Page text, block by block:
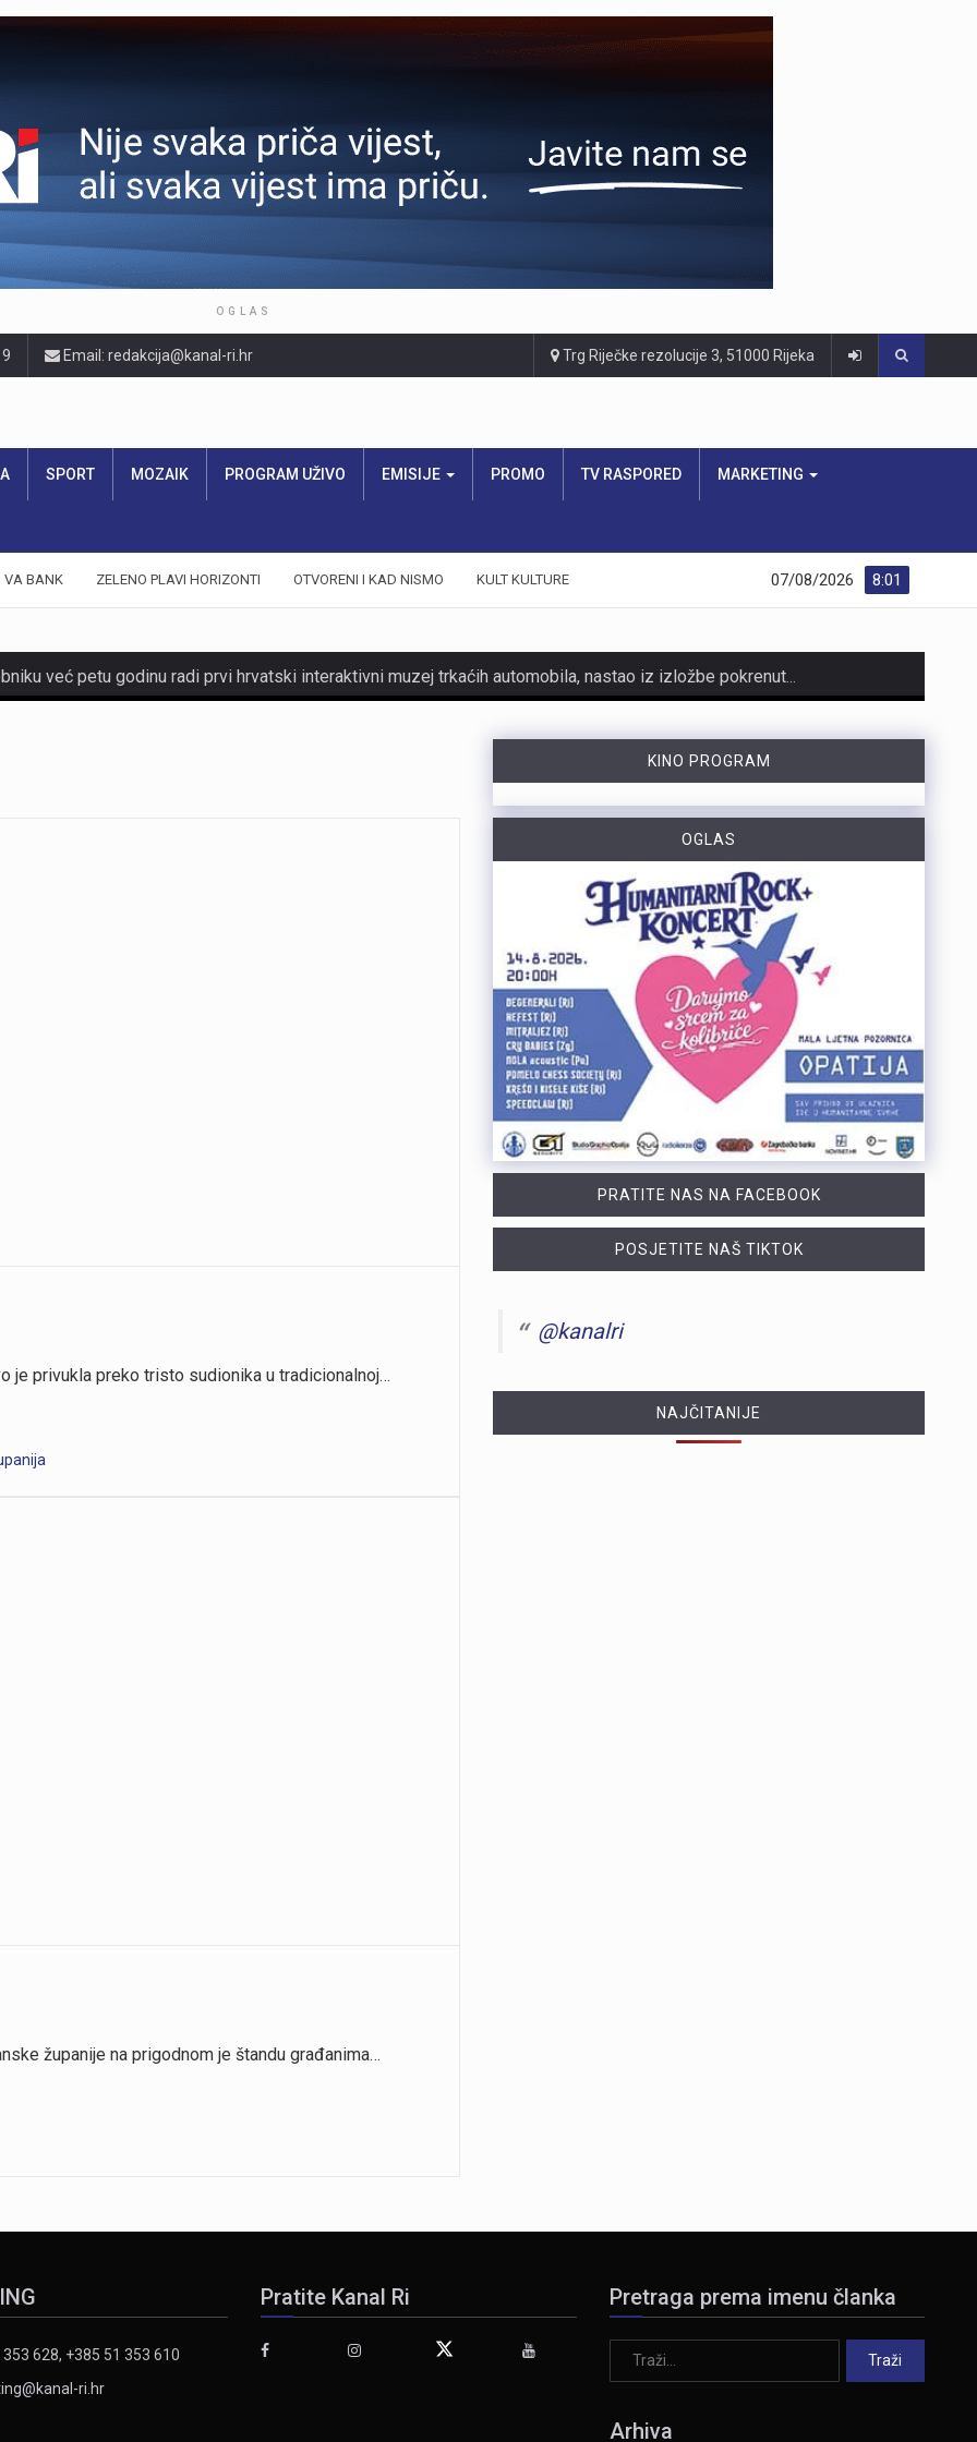
OGLAS
Email: redakcija@kanal-ri.hr Trg Riječke rezolucije 3, 51000 Rijeka
SPORT MOZAIK PROGRAM UŽIVO EMISIJE PROMO TV RASPORED MARKETING
VA BANK ZELENO PLAVI HORIZONTI OTVORENI I KAD NISMO KULT KULTURE 8:01
07/08/2026
https://youtu.be/mldUU0Knk1Y U prometnoj nesreći u Rijeci teško je ozlijeđena 75-godišnja pješakinja, dok je 80-godišnji pješak prošao s lakšim ozljedama. Na njih je na pješačkom prijelazu naletio autobus kojim je upravljao 54-godišnji vozač. Nesreća se dogodila u utorak, 4. kolovoza, oko 18 sati na raskrižju Ulice Ivana Zajca i Ribarske ulice.
https://youtu.be/-_V3gJvjFjc Trodnevno obilježavanje Dana pobjede i 31. obljetnice Oluje u Rijeci zaključeno je bakljadom na Molo longu, gdje je zapaljeno 222 baklje za poginule branitelje Primorsko-goranske županije. Uz prigodni program, polaganje vijenaca i koncert grupe Opća opasnost, Rijeka je dostojanstveno obilježila najvažniji datum novije hrvatske povijesti. Više u videoprilogu:
https://youtu.be/TrD_YDDOMIw Nogometaši Rijeke večeras u 20 sati i 45 minuta na stadionu Rujevica igraju utakmicu trećeg kola kvalifikacija za Konferencijsku ligu protiv finskog Ilvesa. Trener Matjaž Kek i igrač Branko Pavić naglašavaju kako u Europi nema mjesta za prosječnost te da ih očekuje teška utakmica protiv suparnika koji se dobro brani i kvalitetno izlazi u tranziciju. Cilj Rijeke je ostvariti što veću rezultatsku razliku u susretu koji traje najmanje 180 minuta. Više u videoprilogu:
Zbog dugotrajnog sušnog razdoblja i nepovoljnih hidroloških prilika na riječkom području, Grad Rijeka i Komunalno društvo Vodovod i kanalizacija uputili su apel javnosti. Građani, gospodarstvo, turistički sektor i svi ostali korisnici pozivaju se na odgovorno i racionalno korištenje vode. Vodoopskrba je u ovom trenutku stabilna te su osigurane dostatne količine zdravstveno ispravne vode za ljudsku potrošnju. Međutim, raspoložive zalihe vode postupno se smanjuju, dok je vodoopskrbni sustav izložen povećanom opterećenju. Iz tog se razloga preventivno poziva na dobrovoljnu štednju kako bi se očuvala stabilnost sustava tijekom ostatka ljeta. Ovogodišnje hidrološke prilike znatno su nepovoljnije od uobičajenih. Nakon obilnog početka godine uslijedili su izrazito sušni proljetni mjeseci. Količina oborina tijekom svibnja, lipnja i srpnja nije bila dovoljna za značajnije obnavljanje podzemnih vodnih zaliha, zbog čega se riječki vodoopskrbni sustav dulje nego inače oslanja na crpljenje vode iz priobalnih izvorišta. Unatoč nepovoljnim prilikama, razloga za zabrinutost nema. Trenutačno nema potrebe za uvođenjem ograničenja korištenja vode niti za redukcijama u vodoopskrbi. Ipak, nastavak sušnog razdoblja i najave iznadprosječno visokih temperatura zahtijevaju odgovorno upravljanje raspoloživim vodnim resursima. Preporuke za korisnike Cilj izdanih preporuka je smanjiti ukupnu dnevnu potrošnju vode za 10 do 15 posto, što se može ostvariti jednostavnim promjenama svakodnevnih navika. ne zalijevaju…
Turistička zajednica Kvarnera pokrenula je novi video serijal pod nazivom Nona Chef. Projekt se temelji na receptima koji se prenose generacijama. Nastali su od lokalnih namirnica iz mora, s otoka, iz gorja i vrtova. Cilj projekta je očuvanje kvarnerske gastronomske baštine. Recepti trebaju ostati dio svakodnevice novih generacija. Serijal upoznaje gledatelje s autentičnim kvarnerskim nonama. Prikazuje njihove obiteljske recepte i priče. Uz recepte, video susreti donose mirise domaće kuhinje. Važan dio serijala čine i lokalni dijalekti. Epizode donose izvorne izraze, sjećanja i životne priče. Svaka nova epizoda predstavlja novi recept i novo lice Kvarnera. Godina Europske regije gastronomije bila je povod za projekt. "Nadamo se da će naše none – i poneki nono - mnogima biti najljepši poziv da posjete Kvarner i upoznaju ga kroz njegove okuse", izjavila je Marijana Kalčić. Direktorica TZ Kvarnera ističe važnost ove priče. Projekt dočarava običaje i način života regije. Najave na društvenim mrežama već imaju pozitivne komentare. Publika time pokazuje da cijeni autentične priče.Serijal se može pratiti na digitalnim kanalima TZ Kvarnera. Prvi video i najava dostupni su na Instagram profilu. Poveznice na najavu serijala Nona Chef i na prvi video: https://www.instagram.com/p/DbsDD-KsUCJ/
U razdoblju od 1. do 5. kolovoza na području Policijske uprave primorsko-goranske zabilježeno je devet provalnih krađa u domove, od kojih su tri ostale u pokušaju. Kaznena djela počinjena su u centru Rijeke, na Trsatu, na području općine Čavle te na otocima Rabu i Krku. Nepoznati počinitelji su iz stambenih objekata otuđili novac, nakit i satove. Ukupna materijalna šteta procjenjuje se na više desetaka tisuća eura. Policijski službenici intenzivno tragaju za počiniteljima i otuđenim predmetima, a građanima donosimo službene savjete za zaštitu domova. Mehanička i tehnička zaštita Kvalitetna stolarija i brave: Ugradite protuprovalna vrata s kvalitetnim cilindrom i višestrukim zaključavanjem. Postavite dodatne zasune na prozore i balkonska vrata. Rasvjeta na senzor: Postavite senzorsku vanjsku rasvjetu ispred ulaza, u dvorištu i na balkonima jer provalnici izbjegavaju osvijetljena mjesta. Alarm i videonadzor: Vidljivo postavljene kamere i naljepnice upozorenja o alarmu djeluju kao snažan odvraćajući faktor. Svakodnevne navike Uvijek zaključavajte vrata: Zaključajte ulazna vrata i zatvorite prozore čak i kada odlazite na samo nekoliko minuta. Bez skrivenih ključeva: Nikada ne ostavljajte ključeve ispod otirača, u teglama za cvijeće ili iznad vrata. Provjera identiteta: Ne otvarajte vrata nepoznatim osobama dok ne utvrdite tko su Savjeti za dulja izbivanja i putovanja Stvorite privid prisutnosti: Zamolite…
je privukla preko tristo sudionika u tradicionalnoj…
županije na prigodnom je štandu građanima…
KINO PROGRAM
OGLAS
PRATITE NAS NA FACEBOOK
POSJETITE NAŠ TIKTOK
@kanalri
NAJČITANIJE
628, +385 51 353 610
ri.hr
Pratite Kanal Ri Pretraga prema imenu članka
Arhiva